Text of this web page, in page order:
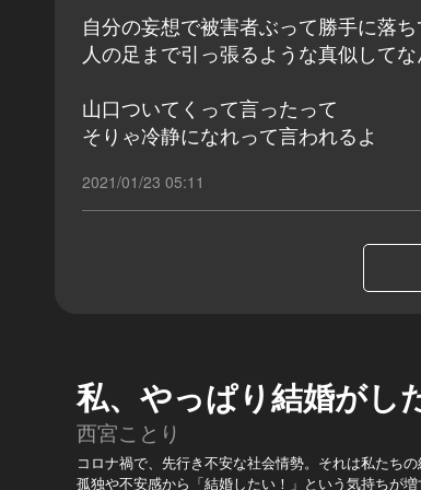
自分の妄想で被害者ぶって勝手に落ち
人の足まで引っ張るような真似して
山口ついてくって言ったって
そりゃ冷静になれって言われるよ
2021/01/23 05:11
私、やっぱり結婚がし
西宮ことり
コロナ禍で、先行き不安な社会情勢。それは私たちの
孤独や不安感から「結婚したい！」という気持ちが